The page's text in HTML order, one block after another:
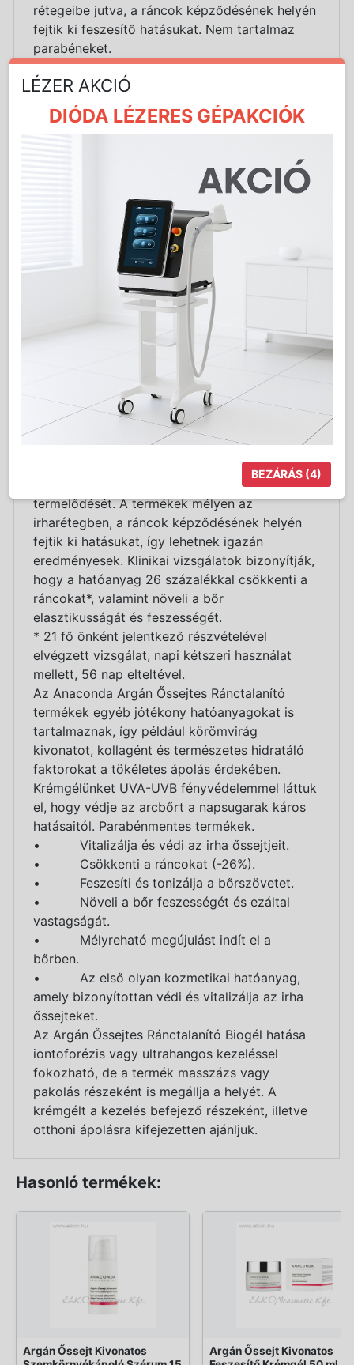
rétegeibe jutva, a ráncok képződésének helyén
fejtik ki feszesítő hatásukat. Nem tartalmaz
parabéneket.
VÉDELEM ÉS VITALIZÁLÁS NÖVÉNYI ARGÁN
ŐSSEJTEKKEL
Az Anaconda Professional fejlesztői csapata
forradalmian új hatóanyaggal, amely
bizonyított hatást fejt ki az irharéteg
Az irharéteg vastagsága és állománya az
életkor szerint változik, születésünkkor
puhább, kocsonyásabb, idős korban pedig
elvékonyodik. Az irha tömegének 90%-át
kollagénrostok képezik, míg az elasztikus
rostok aránya kisebb. Az életkor
előrehaladtával az irharéteg elvékonyodik,
mivel a kollagén- és elasztinrostok
termelődése lelassul.
Az Anaconda Professional Argán Őssejtes
Ránctalanító termékcsalád hatóanyaga, a csak
2009-ben azonosított, irharétegben található
ős- sejteket regenerálja és vitalizálja, ezáltal
segít visszaállítani a kollagén és elasztin
termelődését. A termékek mélyen az
irharétegben, a ráncok képződésének helyén
fejtik ki hatásukat, így lehetnek igazán
eredményesek. Klinikai vizsgálatok bizonyítják,
hogy a hatóanyag 26 százalékkal csökkenti a
ráncokat*, valamint növeli a bőr
elasztikusságát és feszességét.
* 21 fő önként jelentkező részvételével
elvégzett vizsgálat, napi kétszeri használat
mellett, 56 nap elteltével.
Az Anaconda Argán Őssejtes Ránctalanító
termékek egyéb jótékony hatóanyagokat is
tartalmaznak, így például körömvirág
kivonatot, kollagént és természetes hidratáló
faktorokat a tökéletes ápolás érdekében.
Krémgélünket UVA-UVB fényvédelemmel láttuk
el, hogy védje az arcbőrt a napsugarak káros
hatásaitól. Parabénmentes termékek.
• Vitalizálja és védi az irha őssejtjeit.
• Csökkenti a ráncokat (-26%).
• Feszesíti és tonizálja a bőrszövetet.
• Növeli a bőr feszességét és ezáltal
vastagságát.
• Mélyreható megújulást indít el a
bőrben.
• Az első olyan kozmetikai hatóanyag,
amely bizonyítottan védi és vitalizálja az irha
őssejteket.
Az Argán Őssejtes Ránctalanító Biogél hatása
iontoforézis vagy ultrahangos kezeléssel
fokozható, de a termék masszázs vagy
pakolás részeként is megállja a helyét. A
krémgélt a kezelés befejező részeként, illetve
otthoni ápolásra kifejezetten ajánljuk.
Hasonló termékek:
Argán Őssejt Kivonatos
Argán Őssejt Kivonatos
LÉZER AKCIÓ
DIÓDA LÉZERES GÉPAKCIÓK
BEZÁRÁS (4)